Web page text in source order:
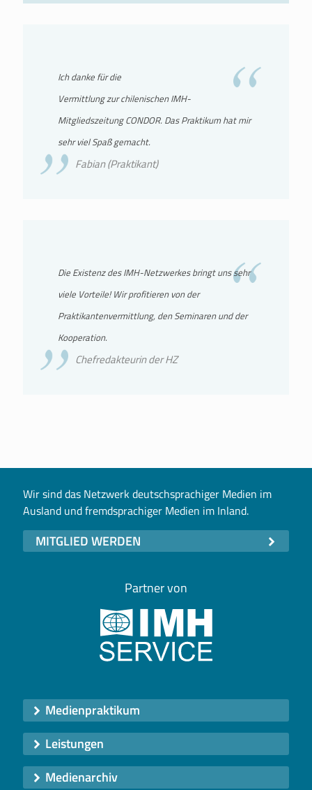
Ich danke für die
Vermittlung zur chilenischen IMH-
Mitgliedszeitung CONDOR. Das Praktikum hat mir
sehr viel Spaß gemacht.
Fabian (Praktikant)
Die Existenz des IMH-Netzwerkes bringt uns sehr
viele Vorteile! Wir profitieren von der
Praktikantenvermittlung, den Seminaren und der
Kooperation.
Chefredakteurin der HZ
Wir sind das Netzwerk deutschsprachiger Medien im
Ausland und fremdsprachiger Medien im Inland.
MITGLIED WERDEN
Partner von
Medienpraktikum
Leistungen
Medienarchiv